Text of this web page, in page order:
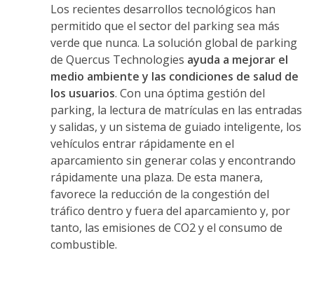
Los recientes desarrollos tecnológicos han
permitido que el sector del parking sea más
verde que nunca. La solución global de parking
de Quercus Technologies ayuda a mejorar el
medio ambiente y las condiciones de salud de
los usuarios. Con una óptima gestión del
parking, la lectura de matrículas en las entradas
y salidas, y un sistema de guiado inteligente, los
vehículos entrar rápidamente en el
aparcamiento sin generar colas y encontrando
rápidamente una plaza. De esta manera,
favorece la reducción de la congestión del
tráfico dentro y fuera del aparcamiento y, por
tanto, las emisiones de CO2 y el consumo de
combustible.